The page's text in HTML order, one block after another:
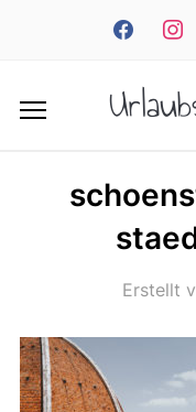
facebook
Erstellt